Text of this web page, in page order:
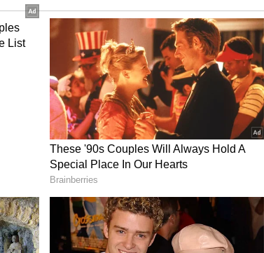
மொத்த ஏற்றுமதியில் தமிழகத்தின்
கார்கள் ஏற்றுமதி 32.5 சதவீதமாக உள்ளது.
முக்கிய பங்காற்றி வருகிறது